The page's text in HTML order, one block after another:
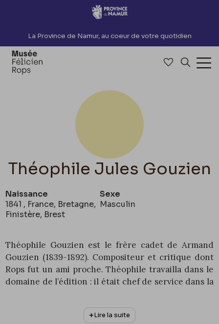
Accèder directement au contenu
La Province de Namur, au coeur de votre quotidien
Accéder à
Théophile Jules Gouzien
Naissance
1841 , France, Bretagne,
Finistère, Brest
Sexe
Masculin
Théophile Gouzien est le frère cadet de Armand
Gouzien (1839-1892). Compositeur et critique dont
Rops fut un ami proche. Théophile travailla dans le
domaine de l’édition : il était chef de service dans la
revue des Lettres et des Artsdont le rédacteur en
chef était le journaliste et dramaturge Georges
Lire la suite